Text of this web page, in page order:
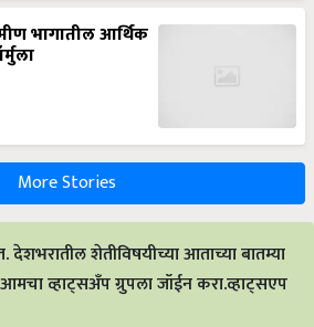
भागातील आर्थिक
More Stories
शेतीविषयीच्या आताच्या बातम्या
व्हाट्सअँप ग्रुपला जॉईन करा.व्हाट्सएप